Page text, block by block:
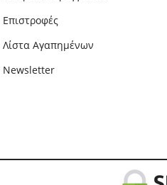
Επιστροφές
Λίστα Αγαπημένων
Newsletter